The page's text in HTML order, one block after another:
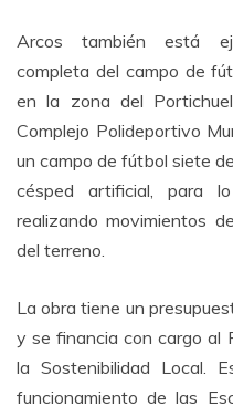
Arcos también está
completa del campo de
en la zona del
Complejo Polideportivo
un campo de fútbol siete
césped artificial, para
realizando movimientos
del terreno.
La obra tiene un
y se financia con cargo al
la Sostenibilidad Local.
funcionamiento de las